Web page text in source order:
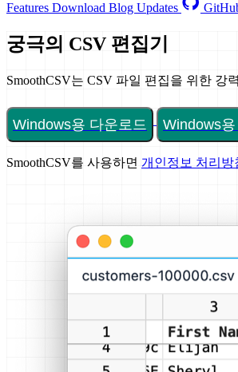
Features Download Blog Updates
궁극의 CSV 편집기
SmoothCSV는 CSV 파일 편집을 위한 강
Windows용 다운로드 Windows
SmoothCSV를 사용하면 개인정보 처리방